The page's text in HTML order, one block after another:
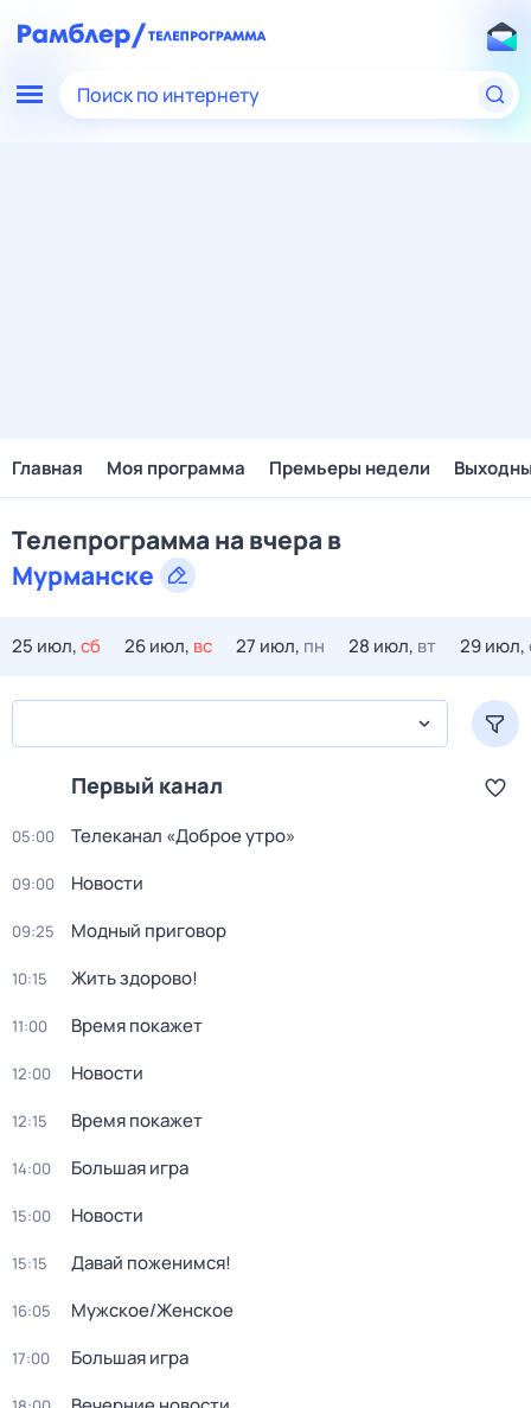
Поиск по интернету
Главная Моя программа Премьеры недели
Телепрограмма на вчера в
Мурманске
25 июл,сб 26 июл, вс 27 июл, пн 28 июл, вт 29 июл,
Первый канал
05:00 Телеканал «Доброе утро»
09:00 Новости
09:25 Модный приговор
10:15 Жить здорово!
11:00 Время покажет
12:00 Новости
12:15 Время покажет
14:00 Большая игра
15:00 Новости
15:15 Давай поженимся!
16:05 Мужское/Женское
17:00 Большая игра